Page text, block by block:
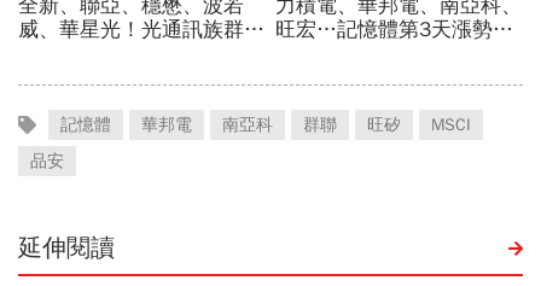
記憶體 華邦電 南亞科 群聯 旺矽
MSCI
品安
延伸閱讀